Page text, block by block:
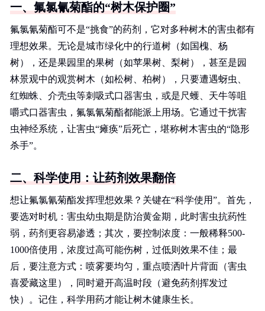
一、氟氯氰菊酯的“树木保护圈”
氟氯氰菊酯可不是“挑食”的药剂，它对多种树木的害虫都有
理想效果。无论是城市绿化中的行道树（如国槐、杨
树），还是果园里的果树（如苹果树、梨树），甚至是园
林景观中的观赏树木（如松树、柏树），只要遭遇蚜虫、
红蜘蛛、介壳虫等刺吸式口器害虫，或是尺蠖、天牛等咀
嚼式口器害虫，氟氯氰菊酯都能派上用场。它通过干扰害
虫神经系统，让害虫“瘫痪”后死亡，堪称树木害虫的“隐形
杀手”。
二、科学使用：让药剂效果翻倍
想让氟氯氰菊酯发挥理想效果？关键在“科学使用”。首先，
要选对时机：害虫幼虫期是防治黄金期，此时害虫抗药性
弱，药剂更容易渗透；其次，要控制浓度：一般稀释500-
1000倍使用，浓度过高可能伤树，过低则效果不佳；最
后，要注意方式：喷雾要均匀，重点喷洒叶片背面（害虫
喜爱藏这里），同时避开高温时段（避免药剂挥发过
快）。记住，科学用药才能让树木健康生长。